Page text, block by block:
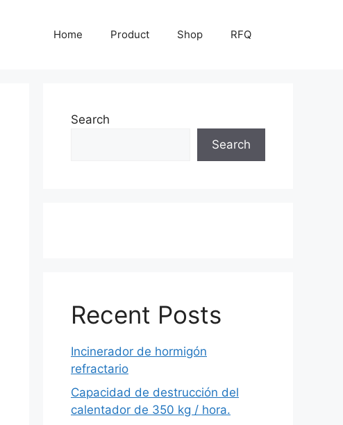
Home Product Shop RFQ
Search
Search
Recent Posts
Incinerador de hormigón
refractario
Capacidad de destrucción del
calentador de 350 kg / hora.